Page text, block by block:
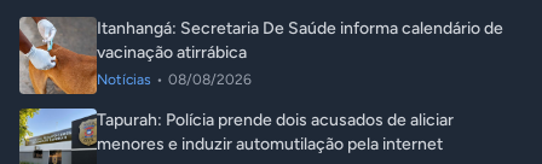
Itanhangá: Secretaria De Saúde informa calendário de
vacinação atirrábica
Notícias • 08/08/2026
Tapurah: Polícia prende dois acusados de aliciar
menores e induzir automutilação pela internet